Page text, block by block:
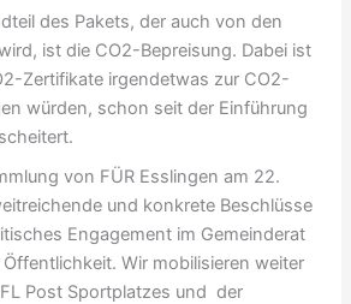
des Pakets, der auch von den
ist die CO2-Bepreisung. Dabei ist
Zertifikate irgendetwas zur CO2-
würden, schon seit der Einführung
von FÜR Esslingen am 22.
und konkrete Beschlüsse
Engagement im Gemeinderat
Wir mobilisieren weiter
Post Sportplatzes und der